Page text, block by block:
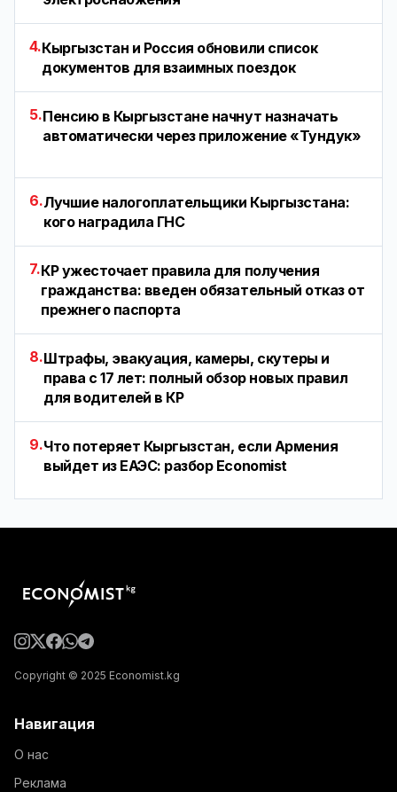
4.Кыргызстан и Россия обновили список
документов для взаимных поездок
5.Пенсию в Кыргызстане начнут назначать
автоматически через приложение «Тундук»
6.Лучшие налогоплательщики Кыргызстана:
кого наградила ГНС
7.КР ужесточает правила для получения
гражданства: введен обязательный отказ от
прежнего паспорта
8.Штрафы, эвакуация, камеры, скутеры и
права с 17 лет: полный обзор новых правил
для водителей в КР
9.Что потеряет Кыргызстан, если Армения
выйдет из ЕАЭС: разбор Economist
Copyright © 2025 Economist.kg
Навигация
О нас
Реклама